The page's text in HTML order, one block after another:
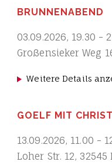
BRUNNENABEND
03.09.2026, 19.30 -
Großensieker Weg
Weitere Details
GOELF MIT
13.09.2026, 11.00 -
Loher Str. 12,